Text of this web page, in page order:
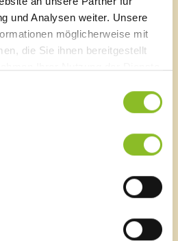
und Analysen weiter. Unsere
möglicherweise mit
die Sie ihnen bereitgestellt
den Bau des Haupttunnels
Ried-Fahren
zum traditionellen